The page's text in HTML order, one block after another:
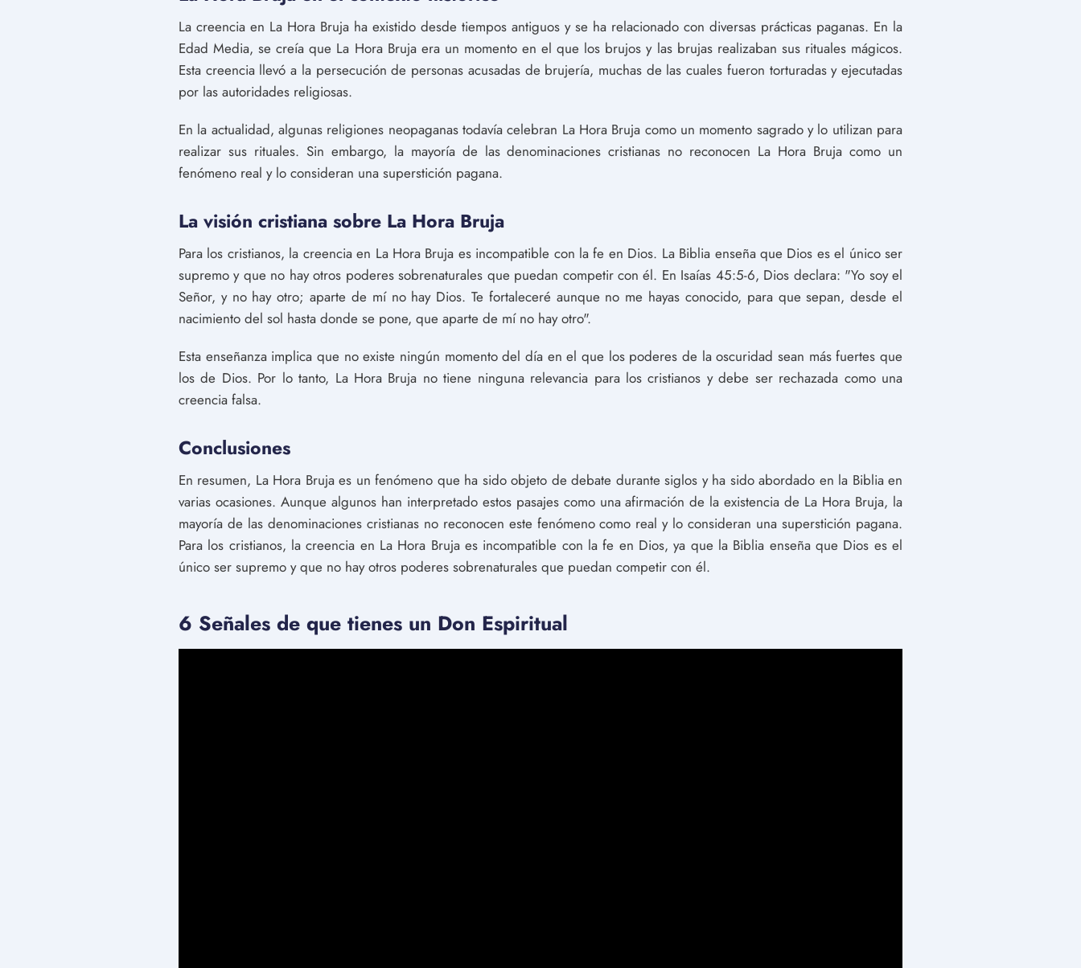
La creencia en La Hora Bruja ha existido desde tiempos antiguos y se ha relacionado con diversas prácticas paganas. En la
Edad Media, se creía que La Hora Bruja era un momento en el que los brujos y las brujas realizaban sus rituales mágicos.
Esta creencia llevó a la persecución de personas acusadas de brujería, muchas de las cuales fueron torturadas y ejecutadas
por las autoridades religiosas.
En la actualidad, algunas religiones neopaganas todavía celebran La Hora Bruja como un momento sagrado y lo utilizan para
realizar sus rituales. Sin embargo, la mayoría de las denominaciones cristianas no reconocen La Hora Bruja como un
fenómeno real y lo consideran una superstición pagana.
La visión cristiana sobre La Hora Bruja
Para los cristianos, la creencia en La Hora Bruja es incompatible con la fe en Dios. La Biblia enseña que Dios es el único ser
supremo y que no hay otros poderes sobrenaturales que puedan competir con él. En Isaías 45:5-6, Dios declara: "Yo soy el
Señor, y no hay otro; aparte de mí no hay Dios. Te fortaleceré aunque no me hayas conocido, para que sepan, desde el
nacimiento del sol hasta donde se pone, que aparte de mí no hay otro".
Esta enseñanza implica que no existe ningún momento del día en el que los poderes de la oscuridad sean más fuertes que
los de Dios. Por lo tanto, La Hora Bruja no tiene ninguna relevancia para los cristianos y debe ser rechazada como una
creencia falsa.
Conclusiones
En resumen, La Hora Bruja es un fenómeno que ha sido objeto de debate durante siglos y ha sido abordado en la Biblia en
varias ocasiones. Aunque algunos han interpretado estos pasajes como una afirmación de la existencia de La Hora Bruja, la
mayoría de las denominaciones cristianas no reconocen este fenómeno como real y lo consideran una superstición pagana.
Para los cristianos, la creencia en La Hora Bruja es incompatible con la fe en Dios, ya que la Biblia enseña que Dios es el
único ser supremo y que no hay otros poderes sobrenaturales que puedan competir con él.
6 Señales de que tienes un Don Espiritual